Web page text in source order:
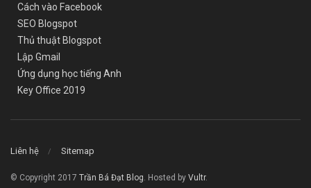
Cách vào Facebook
SEO Blogspot
Thủ thuật Blogspot
Lập Gmail
Ứng dụng học tiếng Anh
Key Office 2019
Liên hệ Sitemap
© Copyright 2017 Trần Bá Đạt Blog. Hosted by Vultr.